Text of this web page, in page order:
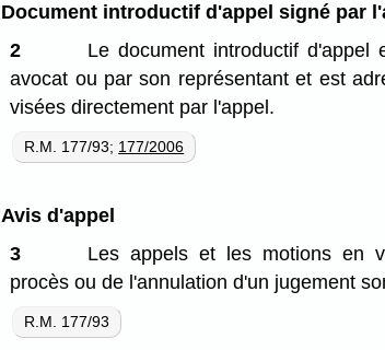
Document introductif d'appel signé par
2
Le document introductif
avocat ou par son représentant et est
visées directement par l'appel.
R.M. 177/93; 177/2006
Avis d'appel
3
Les appels et les motions en
procès ou de l'annulation d'un jugement
R.M. 177/93